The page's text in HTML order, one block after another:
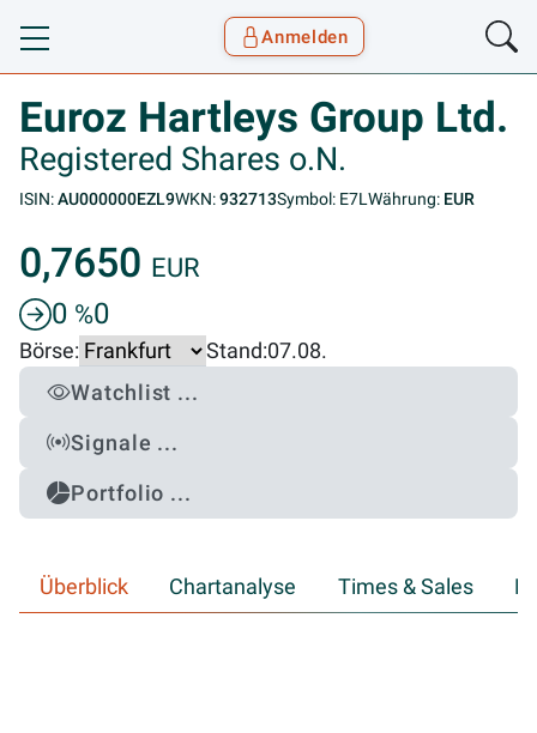
Toggle navigation
Anmelden
Euroz Hartleys Group Ltd.
Registered Shares o.N.
ISIN:AU000000EZL9WKN:932713Symbol: E7L Währung: EUR
0,7650 EUR
0 %0
Börse: Stand:07.08.
Watchlist ...
Signale ...
Portfolio ...
Überblick Chartanalyse Times & Sales